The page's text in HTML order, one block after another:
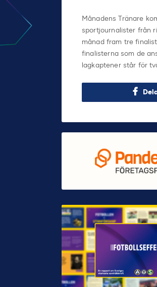
Månadens Tränare
sportjournalister från
månad fram tre
finalisterna som de
lagkaptener står för